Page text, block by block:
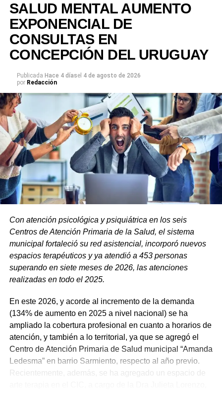
Será 14 y 15 de agosto de 2026 con la siguiente
programación:
SALUD MENTAL AUMENTO
EXPONENCIAL DE
CONSULTAS EN
CONCEPCIÓN DEL URUGUAY
Publicada Hace 4 díasel 4 de agosto de 2026
por Redacción
Con atención psicológica y psiquiátrica en los seis
Centros de Atención Primaria de la Salud, el sistema
municipal fortaleció su red asistencial, incorporó nuevos
espacios terapéuticos y ya atendió a 453 personas
superando en siete meses de 2026, las atenciones
realizadas en todo el 2025.
En este 2026, y acorde al incremento de la demanda
(134% de aumento en 2025 a nivel nacional) se ha
ampliado la cobertura profesional en cuanto a horarios de
atención, y también a lo territorial, ya que se agregó el
Centro de Atención Primaria de Salud municipal “Amanda
Ledesma” en barrio Sarmiento, respecto al año previo.
Recientemente, además, se ha agregado un espacio de